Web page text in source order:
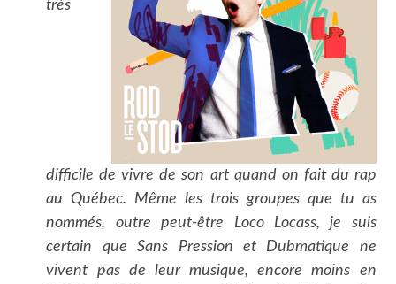
très
difficile de vivre de son art quand on fait du rap
au Québec. Même les trois groupes que tu as
nommés, outre peut-être Loco Locass, je suis
certain que Sans Pression et Dubmatique ne
vivent pas de leur musique, encore moins en